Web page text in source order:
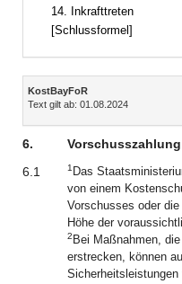
14. Inkrafttreten
[Schlussformel]
Inhalt
KostBayFoR
Text gilt ab: 01.08.2024
6.
6.1
1 Das
von einem
Vorschusses oder
Höhe der
2 Bei Maßnahmen,
erstrecken, können
Sicherheitsleistungen